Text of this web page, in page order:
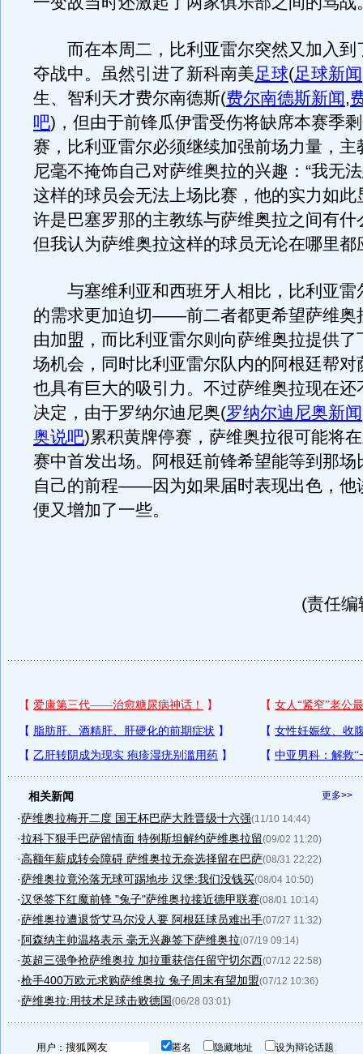
而在本周二，比利亚雷尔突然又加入到
夺战中。虽然引进了新科南美足球(足球新闻
生、智利天才费尔南德斯(费尔南德斯新闻,
吧) ，但由于前锋瓜伊雷受伤将缺席本赛季
赛，比利亚雷尔必须继续加强前场力量，主
尼毫不掩饰自己对萨维奥拉的兴趣：“我无
这样的球员会无法上场比赛，他的实力如此
许是巴塞罗那的主教练与萨维奥拉之间有什
但我认为萨维奥拉这样的球员无论在哪里都
与塞维利亚和西班牙人相比，比利亚雷
的需求更加迫切——前二者都更希望萨维奥
由加盟，而比利亚雷尔则向萨维奥拉提供了
场机会，同时比利亚雷尔队内的阿根廷帮对
也具有巨大的吸引力。不过萨维奥拉现在还
决定，由于罗纳尔迪尼奥(罗纳尔迪尼奥新闻
奥说吧)累积黄牌停赛，萨维奥拉很可能将
赛中首发出场。阿根廷前锋希望能等到那场
自己的前程——因为如果届时表现出色，他
便又增加了一些。
(责任
更多>>
相关新闻
·萨维奥拉梅开二度 国王杯巴萨大胜晋级十六强(11/10 14:44)
·拉科下狠手巴萨留情面 特例斯坦解约萨维奥拉留(09/02 11:20)
·高额年薪成转会障碍 萨维奥拉无奈选择留在巴萨(08/31 22:22)
·萨维奥拉竟沦落无球可踢地步 汉堡:我们没钱买(08/04 10:50)
·汉堡签下红魔前锋 "兔子"萨维奥拉接近德甲联赛(08/01 10:14)
·萨维奥拉遭退货艾马尔没人要 阿根廷球员难出手(07/27 11:32)
· 阿森纳主帅温格表示 毫无兴趣签下萨维奥拉(07/19 09:14)
·英超三强争抢萨维奥拉 加拉重获信任留守切尔西(07/12 22:58)
·枪手400万欧元求购萨维奥拉 兔子周末有望加盟(07/12 10:36)
·萨维奥拉:用技术足球击败德国(06/28 03:01)
用户： 匿名 隐藏地址 设为辩论话题